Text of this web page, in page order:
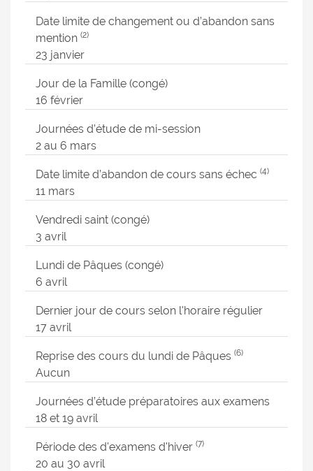
Date limite de changement ou d’abandon sans
mention (2)
23 janvier
Jour de la Famille (congé)
16 février
Journées d’étude de mi-session
2 au 6 mars
Date limite d’abandon de cours sans échec (4)
11 mars
Vendredi saint (congé)
3 avril
Lundi de Pâques (congé)
6 avril
Dernier jour de cours selon l'horaire régulier
17 avril
Reprise des cours du lundi de Pâques (6)
Aucun
Journées d’étude préparatoires aux examens
18 et 19 avril
Période des d'examens d'hiver (7)
20 au 30 avril